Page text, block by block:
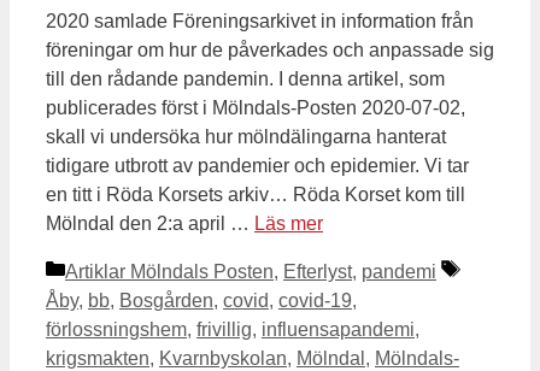
2020 samlade Föreningsarkivet in information från
föreningar om hur de påverkades och anpassade sig
till den rådande pandemin. I denna artikel, som
publicerades först i Mölndals-Posten 2020-07-02,
skall vi undersöka hur mölndälingarna hanterat
tidigare utbrott av pandemier och epidemier. Vi tar
en titt i Röda Korsets arkiv… Röda Korset kom till
Mölndal den 2:a april … Läs mer
Kategorier
Artiklar Mölndals Posten, Efterlyst, pandemi
Etiketter
Åby, bb, Bosgården, covid, covid-19,
förlossningshem, frivillig, influensapandemi,
krigsmakten, Kvarnbyskolan, Mölndal , Mölndals-